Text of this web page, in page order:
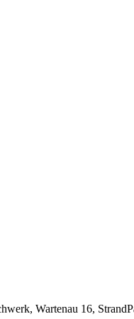
Wartenau 16,